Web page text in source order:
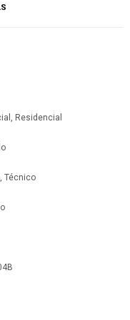
Residencial
Técnico